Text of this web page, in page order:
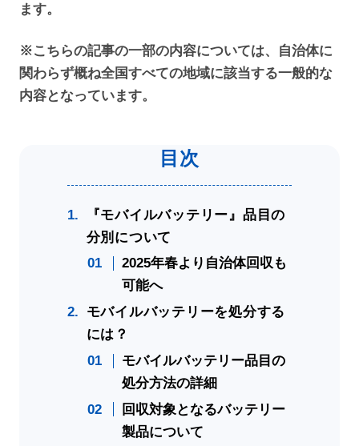
ます。
※こちらの記事の一部の内容については、自治体に
関わらず概ね全国すべての地域に該当する一般的な
内容となっています。
『モバイルバッテリー』品目の
分別について
2025年春より自治体回収も
可能へ
モバイルバッテリーを処分する
には？
モバイルバッテリー品目の
処分方法の詳細
回収対象となるバッテリー
製品について